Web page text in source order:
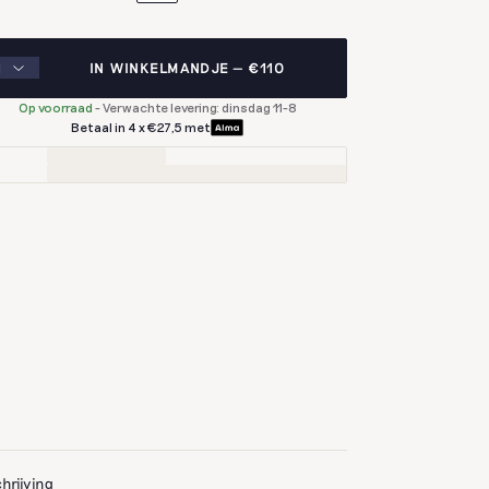
IN WINKELMANDJE €110
Op voorraad -Verwachte levering: dinsdag 11-8
Betaal in 4 x €27,5 met